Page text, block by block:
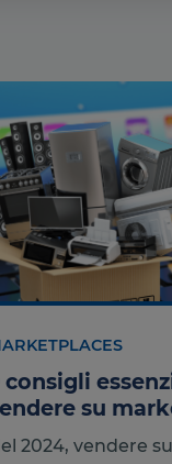
consigli
su
2024, vendere